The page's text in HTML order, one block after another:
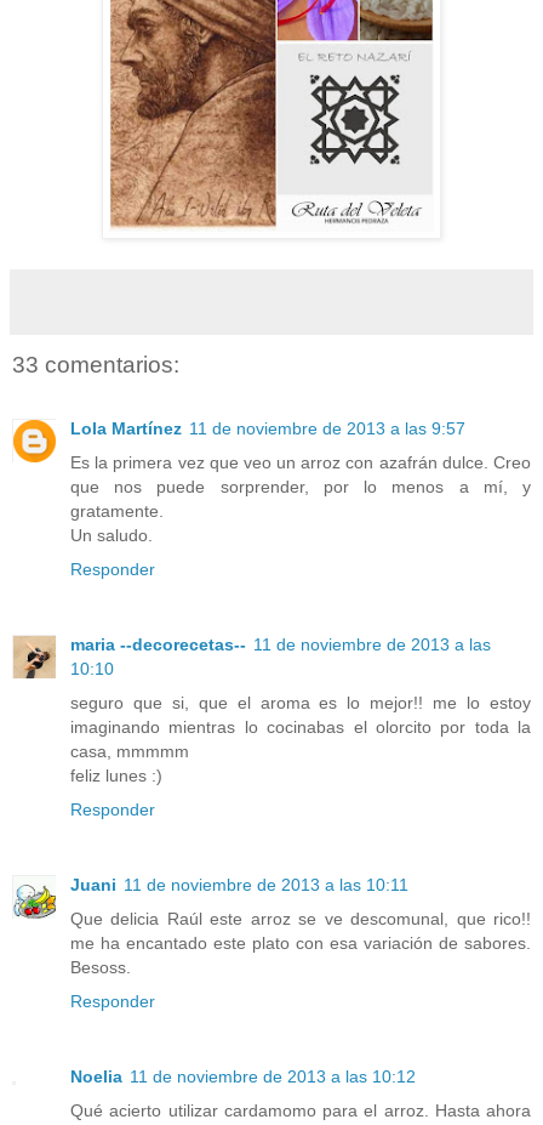
33 comentarios:
Lola Martínez 11 de noviembre de 2013 a las 9:57
Es la primera vez que veo un arroz con azafrán dulce. Creo
que nos puede sorprender, por lo menos a mí, y
gratamente.
Un saludo.
Responder
maria --decorecetas-- 11 de noviembre de 2013 a las
10:10
seguro que si, que el aroma es lo mejor!! me lo estoy
imaginando mientras lo cocinabas el olorcito por toda la
casa, mmmmm
feliz lunes :)
Responder
Juani 11 de noviembre de 2013 a las 10:11
Que delicia Raúl este arroz se ve descomunal, que rico!!
me ha encantado este plato con esa variación de sabores.
Besoss.
Responder
Noelia 11 de noviembre de 2013 a las 10:12
Qué acierto utilizar cardamomo para el arroz. Hasta ahora